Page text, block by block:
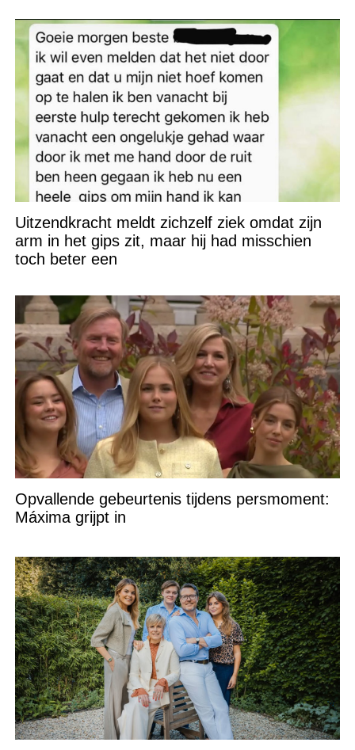
Uitzendkracht meldt zichzelf ziek omdat zijn
arm in het gips zit, maar hij had misschien
toch beter een
Opvallende gebeurtenis tijdens persmoment:
Máxima grijpt in